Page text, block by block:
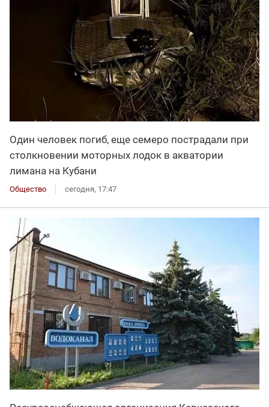
Один человек погиб, еще семеро пострадали при
столкновении моторных лодок в акватории
лимана на Кубани
Общество сегодня, 17:47